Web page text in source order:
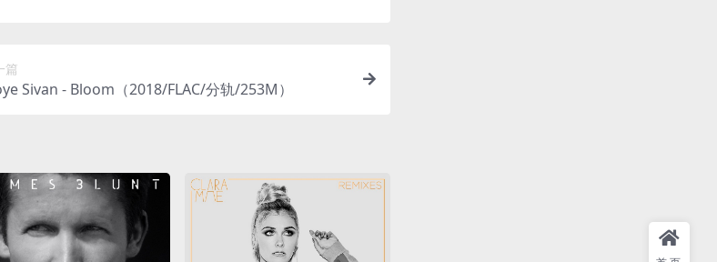
篇
Sivan - Bloom（2018/FLAC/分轨/253M）